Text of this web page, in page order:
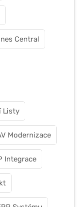
Central
Listy
Modernizace
Integrace